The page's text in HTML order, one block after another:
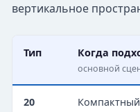
вертикальное
Тип Когда
основной
20
Компактный